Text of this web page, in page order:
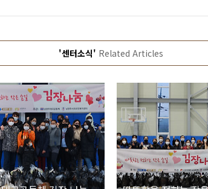
'센터소식' Related Articles